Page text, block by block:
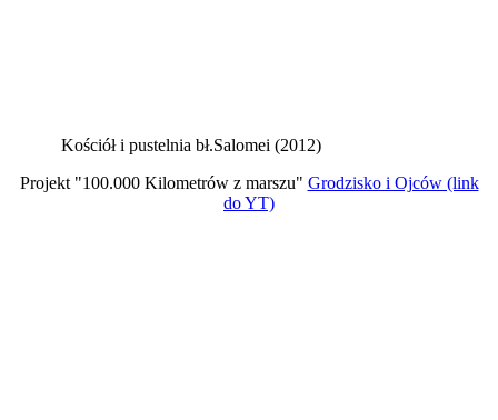
Kościół i pustelnia bł.Salomei (2012)
Projekt "100.000 Kilometrów z marszu" Grodzisko i Ojców (link
do YT)